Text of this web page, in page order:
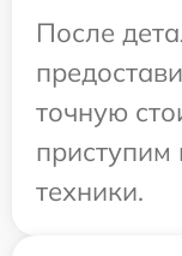
После
точную
приступим
техники.